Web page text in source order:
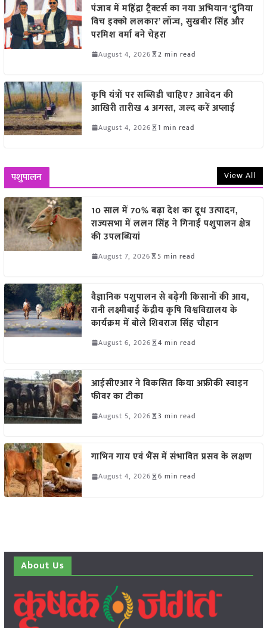
पंजाब में महिंद्रा ट्रैक्टर्स का नया अभियान ‘दुनिया
विच इक्को ललकार’ लॉन्च, सुखबीर सिंह और
परमिश वर्मा बने चेहरा
August 4, 2026 2 min read
कृषि यंत्रों पर सब्सिडी चाहिए? आवेदन की
आखिरी तारीख 4 अगस्त, जल्द करें अप्लाई
August 4, 2026 1 min read
पशुपालन View All
10 साल में 70% बढ़ा देश का दूध उत्पादन,
राज्यसभा में ललन सिंह ने गिनाईं पशुपालन क्षेत्र
की उपलब्धियां
August 7, 2026 5 min read
वैज्ञानिक पशुपालन से बढ़ेगी किसानों की आय,
रानी लक्ष्मीबाई केंद्रीय कृषि विश्वविद्यालय के
कार्यक्रम में बोले शिवराज सिंह चौहान
August 6, 2026 4 min read
आईसीएआर ने विकसित किया अफ्रीकी स्वाइन
फीवर का टीका
August 5, 2026 3 min read
गाभिन गाय एवं भैंस में संभावित प्रसव के लक्षण
August 4, 2026 6 min read
About Us